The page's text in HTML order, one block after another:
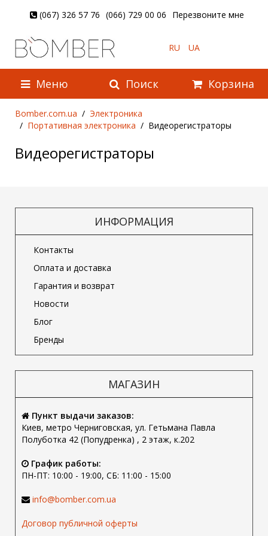
(067) 326 57 76 (066) 729 00 06 Перезвоните мне
RU UA
Меню Поиск Корзина
Bomber.com.ua
Электроника
Портативная электроника
Видеорегистраторы
Видеорегистраторы
ИНФОРМАЦИЯ
Контакты
Оплата и доставка
Гарантия и возврат
Новости
Блог
Бренды
МАГАЗИН
Пункт выдачи заказов:
Киев, метро Черниговская, ул. Гетьмана Павла
Полуботка 42 (Попудренка) , 2 этаж, к.202
График работы:
ПН-ПТ: 10:00 - 19:00, СБ: 11:00 - 15:00
info@bomber.com.ua
Договор публичной оферты